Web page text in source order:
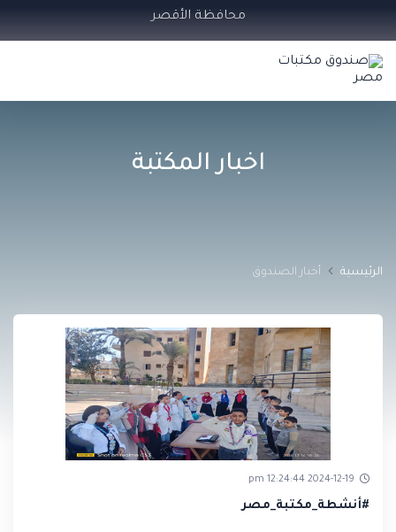
محافظة الأقصر
اخبار المكتبة
الرئيسية أخبار الصندوق
2024-12-19 12:24:44 pm
#أنشطة_مكتبة_مصر